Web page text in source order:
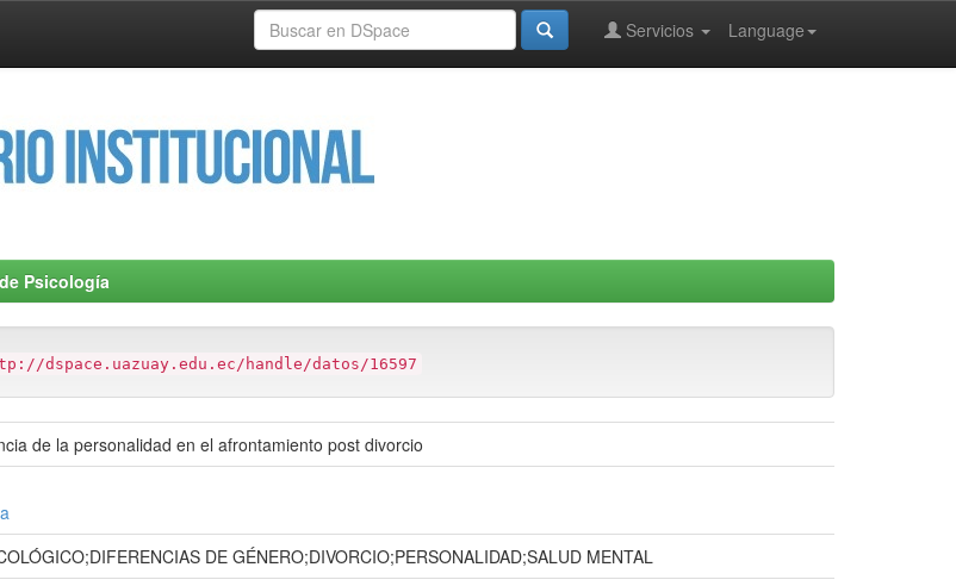
Language
Servicios
Psicología
dspace.uazuay.edu.ec/handle/datos/16597
de la personalidad en el afrontamiento post divorcio
DE GÉNERO;DIVORCIO;PERSONALIDAD;SALUD MENTAL